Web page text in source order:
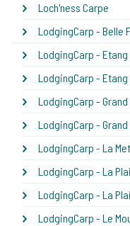
Loch'ness Carpe
LodgingCarp - Belle
LodgingCarp -
LodgingCarp -
LodgingCarp -
LodgingCarp -
LodgingCarp - La
LodgingCarp - La
LodgingCarp - La
LodgingCarp - Le